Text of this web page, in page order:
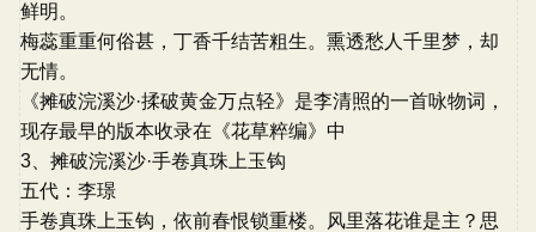
鲜明。
梅蕊重重何俗甚，丁香千结苦粗生。熏透愁人千里梦，却
无情。
《摊破浣溪沙·揉破黄金万点轻》是李清照的一首咏物词，
现存最早的版本收录在《花草粹编》中
3、摊破浣溪沙·手卷真珠上玉钩
五代：李璟
手卷真珠上玉钩，依前春恨锁重楼。风里落花谁是主？思